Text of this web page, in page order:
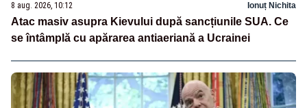
8 aug. 2026, 10:12 Ionuț Nichita
Atac masiv asupra Kievului după sancțiunile SUA. Ce
se întâmplă cu apărarea antiaeriană a Ucrainei